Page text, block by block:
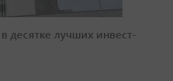
десятке лучших инвест-